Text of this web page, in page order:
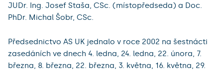
JUDr. Ing. Josef Staša, CSc. (místopředseda) a Doc.
PhDr. Michal Šobr, CSc.
Předsednictvo AS UK jednalo v roce 2002 na šestnácti
zasedáních ve dnech 4. ledna, 24. ledna, 22. února, 7.
března, 8. března, 22. března, 3. května, 16. května, 29.